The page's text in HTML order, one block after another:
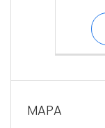
MAPA